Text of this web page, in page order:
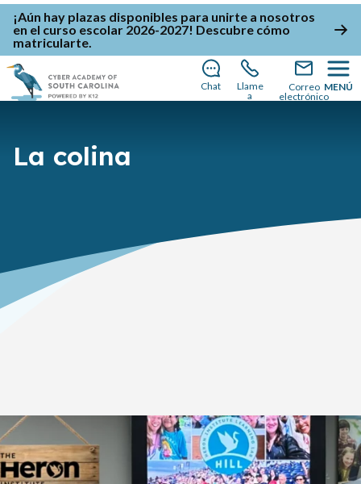
¡Aún hay plazas disponibles para unirte a nosotros
en el curso escolar 2026-2027! Descubre cómo
matricularte.
Chat
Llame
a
Correo
electrónico
MENÚ
La colina
Inicio > Vida estudiantil > La colina